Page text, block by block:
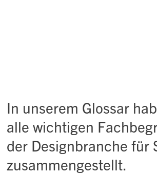
In unserem Glossar
alle wichtigen
der Designbranche für
zusammengestellt.